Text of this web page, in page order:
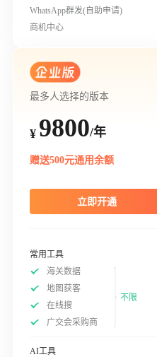
WhatsApp群发(自助申请)
商机中心
最多人选择的版本
¥ 9800/年
赠送500元通用余额
立即开通
常用工具
海关数据
地图获客
在线搜
广交会采购商
不限
AI工具